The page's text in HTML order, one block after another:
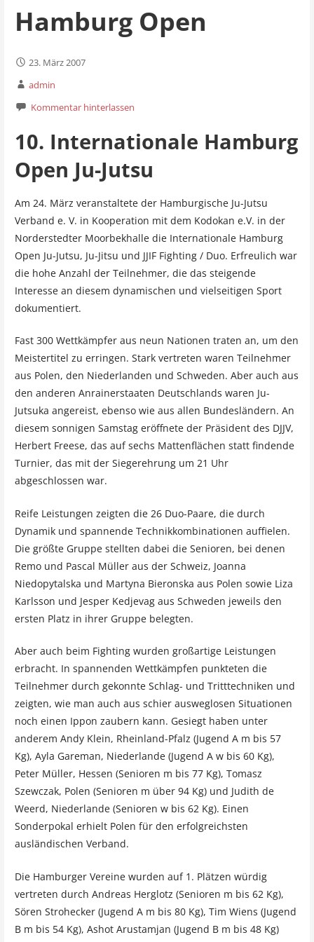
Hamburg Open
23. März 2007
admin
Kommentar hinterlassen
10. Internationale Hamburg
Open Ju-Jutsu
Am 24. März veranstaltete der Hamburgische Ju-Jutsu
Verband e. V. in Kooperation mit dem Kodokan e.V. in der
Norderstedter Moorbekhalle die Internationale Hamburg
Open Ju-Jutsu, Ju-Jitsu und JJIF Fighting / Duo. Erfreulich war
die hohe Anzahl der Teilnehmer, die das steigende
Interesse an diesem dynamischen und vielseitigen Sport
dokumentiert.
Fast 300 Wettkämpfer aus neun Nationen traten an, um den
Meistertitel zu erringen. Stark vertreten waren Teilnehmer
aus Polen, den Niederlanden und Schweden. Aber auch aus
den anderen Anrainerstaaten Deutschlands waren Ju-
Jutsuka angereist, ebenso wie aus allen Bundesländern. An
diesem sonnigen Samstag eröffnete der Präsident des DJJV,
Herbert Freese, das auf sechs Mattenflächen statt findende
Turnier, das mit der Siegerehrung um 21 Uhr
abgeschlossen war.
Reife Leistungen zeigten die 26 Duo-Paare, die durch
Dynamik und spannende Technikkombinationen auffielen.
Die größte Gruppe stellten dabei die Senioren, bei denen
Remo und Pascal Müller aus der Schweiz, Joanna
Niedopytalska und Martyna Bieronska aus Polen sowie Liza
Karlsson und Jesper Kedjevag aus Schweden jeweils den
ersten Platz in ihrer Gruppe belegten.
Aber auch beim Fighting wurden großartige Leistungen
erbracht. In spannenden Wettkämpfen punkteten die
Teilnehmer durch gekonnte Schlag- und Tritttechniken und
zeigten, wie man auch aus schier ausweglosen Situationen
noch einen Ippon zaubern kann. Gesiegt haben unter
anderem Andy Klein, Rheinland-Pfalz (Jugend A m bis 57
Kg), Ayla Gareman, Niederlande (Jugend A w bis 60 Kg),
Peter Müller, Hessen (Senioren m bis 77 Kg), Tomasz
Szewczak, Polen (Senioren m über 94 Kg) und Judith de
Weerd, Niederlande (Senioren w bis 62 Kg). Einen
Sonderpokal erhielt Polen für den erfolgreichsten
ausländischen Verband.
Die Hamburger Vereine wurden auf 1. Plätzen würdig
vertreten durch Andreas Herglotz (Senioren m bis 62 Kg),
Sören Strohecker (Jugend A m bis 80 Kg), Tim Wiens (Jugend
B m bis 54 Kg), Ashot Arustamjan (Jugend B m bis 48 Kg)